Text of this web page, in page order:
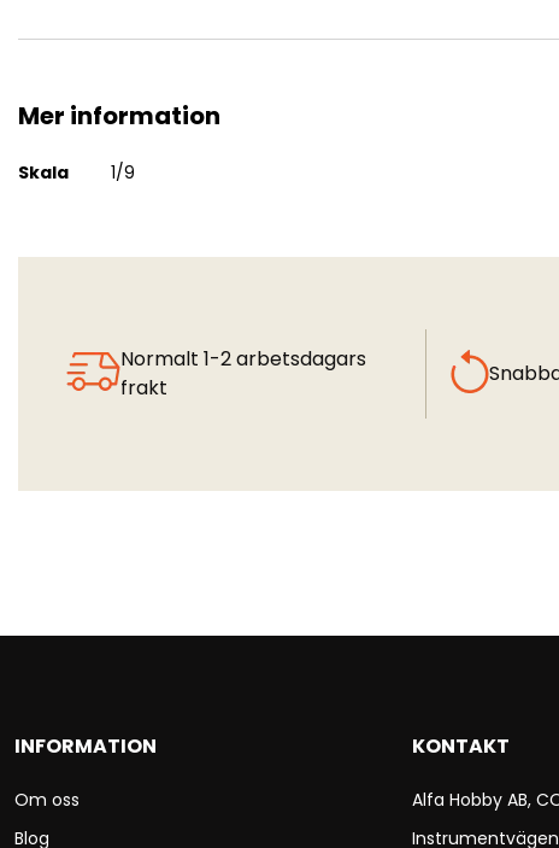
Mer information
Mer
Skala 1/9
Normalt 1-2 arbetsdagars
frakt
INFORMATION
Om oss
Blog
KONTAKT
Alfa Hobby AB,